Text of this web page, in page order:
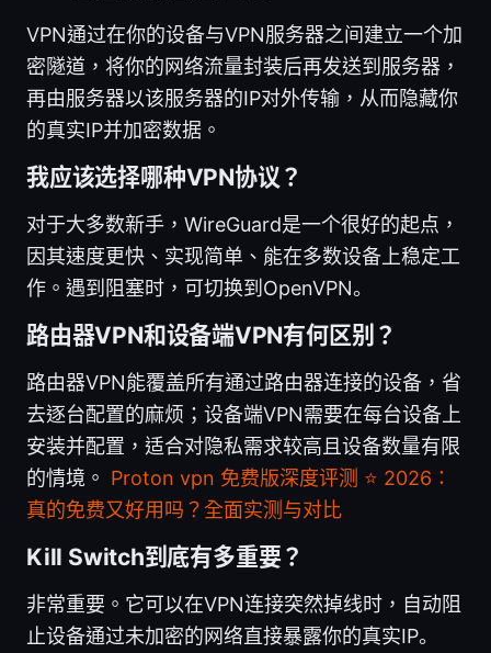
VPN通过在你的设备与VPN服务器之间建立一个加
密隧道，将你的网络流量封装后再发送到服务器，
再由服务器以该服务器的IP对外传输，从而隐藏你
的真实IP并加密数据。
我应该选择哪种VPN协议？
对于大多数新手，WireGuard是一个很好的起点，
因其速度更快、实现简单、能在多数设备上稳定工
作。遇到阻塞时，可切换到OpenVPN。
路由器VPN和设备端VPN有何区别？
路由器VPN能覆盖所有通过路由器连接的设备，省
去逐台配置的麻烦；设备端VPN需要在每台设备上
安装并配置，适合对隐私需求较高且设备数量有限
的情境。 Proton vpn 免费版深度评测 ⭐ 2026：
真的免费又好用吗？全面实测与对比
Kill Switch到底有多重要？
非常重要。它可以在VPN连接突然掉线时，自动阻
止设备通过未加密的网络直接暴露你的真实IP。